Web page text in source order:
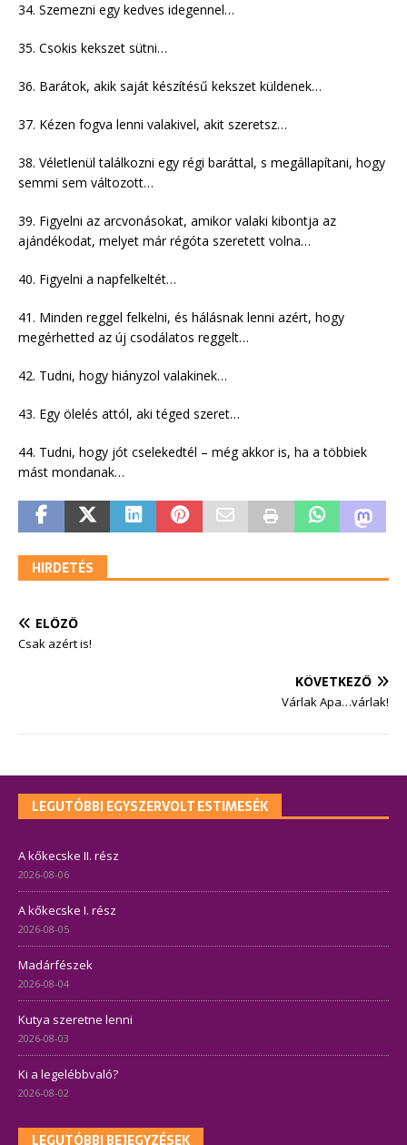
34. Szemezni egy kedves idegennel…
35. Csokis kekszet sütni…
36. Barátok, akik saját készítésű kekszet küldenek…
37. Kézen fogva lenni valakivel, akit szeretsz…
38. Véletlenül találkozni egy régi baráttal, s megállapítani, hogy
semmi sem változott…
39. Figyelni az arcvonásokat, amikor valaki kibontja az
ajándékodat, melyet már régóta szeretett volna…
40. Figyelni a napfelkeltét…
41. Minden reggel felkelni, és hálásnak lenni azért, hogy
megérhetted az új csodálatos reggelt…
42. Tudni, hogy hiányzol valakinek…
43. Egy ölelés attól, aki téged szeret…
44. Tudni, hogy jót cselekedtél – még akkor is, ha a többiek
mást mondanak…
HIRDETÉS
ELŐZŐ
Csak azért is!
KÖVETKEZŐ
Várlak Apa…várlak!
LEGUTÓBBI EGYSZERVOLT ESTIMESÉK
A kőkecske II. rész
2026-08-06
A kőkecske I. rész
2026-08-05
Madárfészek
2026-08-04
Kutya szeretne lenni
2026-08-03
Ki a legelébbvaló?
2026-08-02
LEGUTÓBBI BEJEGYZÉSEK